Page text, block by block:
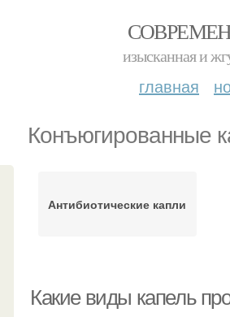
изысканная и
главная
Конъюгированные
Антибиотические капли
Какие виды капель